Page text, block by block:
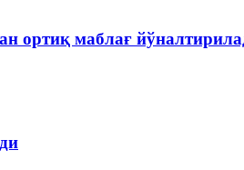
ортиқ маблағ